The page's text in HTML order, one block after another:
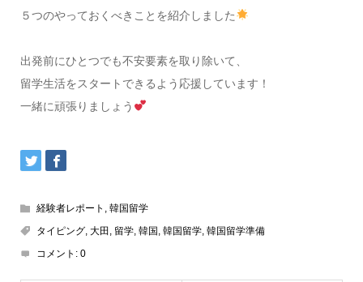
５つのやっておくべきことを紹介しました
出発前にひとつでも不安要素を取り除いて、
留学生活をスタートできるよう応援しています！
一緒に頑張りましょう
経験者レポート , 韓国留学
タイピング, 大田 , 留学, 韓国, 韓国留学, 韓国留学準備
コメント: 0